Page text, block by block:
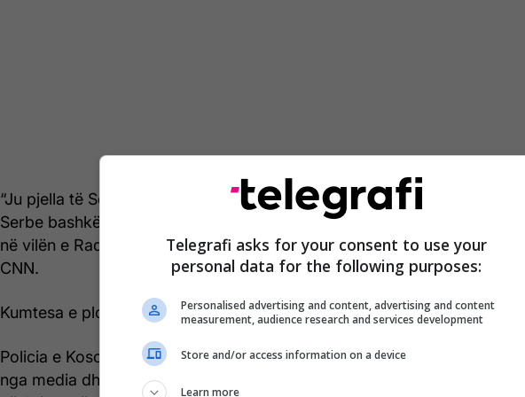
“Ju pjella të Serbisë ju punën e Serbisë e bëni në Kosovë me Listën
Serbe bashkëpunoni ju. Ku e ke zotin Sveçla? E kishe me prostituta
në vilën e Radoiqiçit dhe secilin prej juve”, u shpreh Berisha në A2
CNN.
Kumtesa e plotë e Policisë së Kosovës:
Policia e Kosovës, referuar kërkesave dhe pyetjeve të adresuara
nga media dhe gazetarë rreth deklarimeve, keqpërdorimeve dhe
Telegrafi asks for your consent to use your
personal data for the following purposes:
Personalised advertising and content, advertising and content
measurement, audience research and services development
Store and/or access information on a device
Learn more